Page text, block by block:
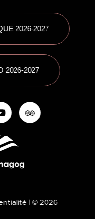
2026-2027
2026-2027
| © 2026